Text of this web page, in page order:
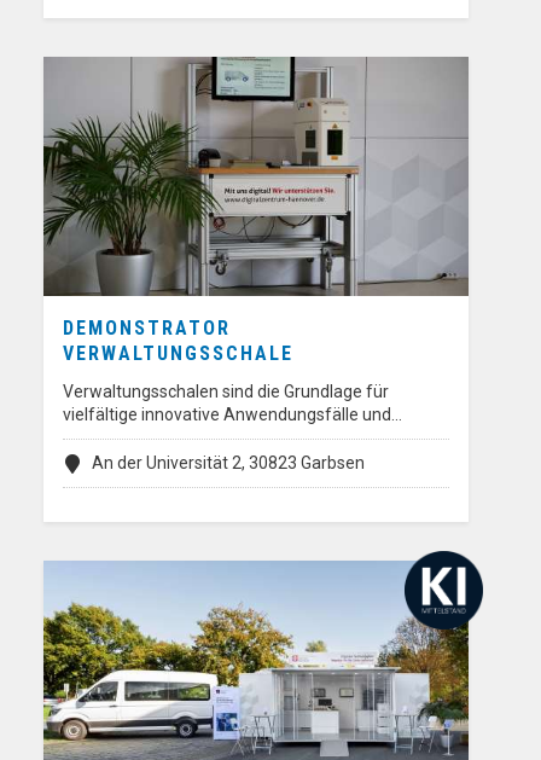
DEMONSTRATOR
VERWALTUNGSSCHALE
Verwaltungsschalen sind die Grundlage für
vielfältige innovative Anwendungsfälle und…
An der Universität 2, 30823 Garbsen